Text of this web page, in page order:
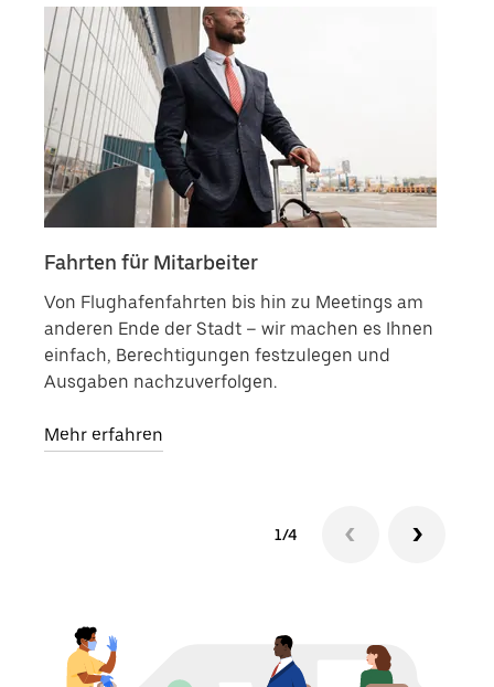
Fahrten für Mitarbeiter
Von Flughafenfahrten bis hin zu Meetings am
anderen Ende der Stadt – wir machen es Ihnen
einfach, Berechtigungen festzulegen und
Ausgaben nachzuverfolgen.
Mehr erfahren
1/4